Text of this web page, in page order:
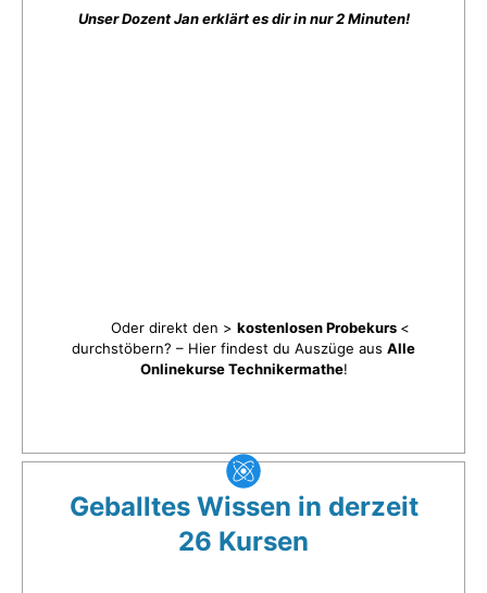
Unser Dozent Jan erklärt es dir in nur 2 Minuten!
Oder direkt den > kostenlosen Probekurs <
durchstöbern? – Hier findest du Auszüge aus Alle
Onlinekurse Technikermathe!
Geballtes Wissen in derzeit
26 Kursen